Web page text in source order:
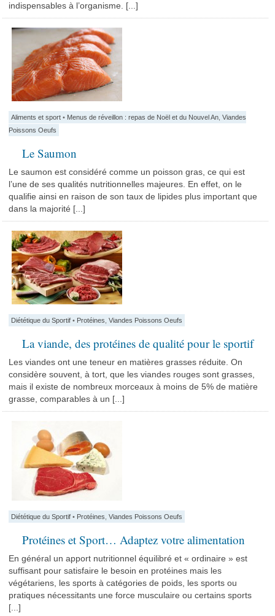
indispensables à l’organisme. [...]
Aliments et sport • Menus de réveillon : repas de Noël et du Nouvel An ,Viandes
Poissons Oeufs
Le Saumon
Le saumon est considéré comme un poisson gras, ce qui est
l’une de ses qualités nutritionnelles majeures. En effet, on le
qualifie ainsi en raison de son taux de lipides plus important que
dans la majorité [...]
Diététique du Sportif • Protéines ,Viandes Poissons Oeufs
La viande, des protéines de qualité pour le sportif
Les viandes ont une teneur en matières grasses réduite. On
considère souvent, à tort, que les viandes rouges sont grasses,
mais il existe de nombreux morceaux à moins de 5% de matière
grasse, comparables à un [...]
Diététique du Sportif • Protéines ,Viandes Poissons Oeufs
Protéines et Sport… Adaptez votre alimentation
En général un apport nutritionnel équilibré et « ordinaire » est
suffisant pour satisfaire le besoin en protéines mais les
végétariens, les sports à catégories de poids, les sports ou
pratiques nécessitants une force musculaire ou certains sports
[...]